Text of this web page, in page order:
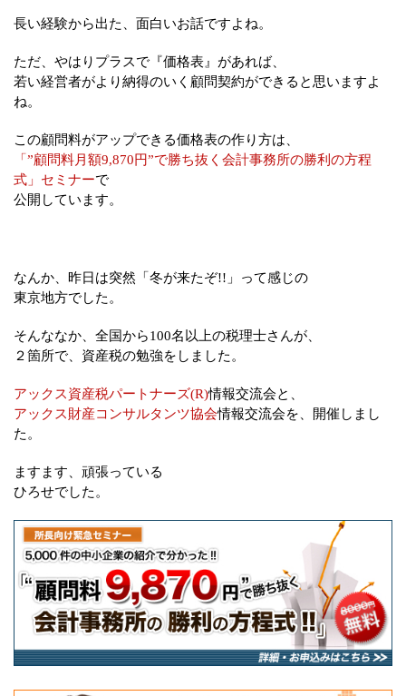
長い経験から出た、面白いお話ですよね。
ただ、やはりプラスで『価格表』があれば、
若い経営者がより納得のいく顧問契約ができると思いますよ
ね。
この顧問料がアップできる価格表の作り方は、
「”顧問料月額9,870円”で勝ち抜く会計事務所の勝利の方程
式」セミナーで
公開しています。
なんか、昨日は突然「冬が来たぞ!!」って感じの
東京地方でした。
そんななか、全国から100名以上の税理士さんが、
２箇所で、資産税の勉強をしました。
アックス資産税パートナーズ(R)情報交流会と、
アックス財産コンサルタンツ協会情報交流会を、開催しまし
た。
ますます、頑張っている
ひろせでした。